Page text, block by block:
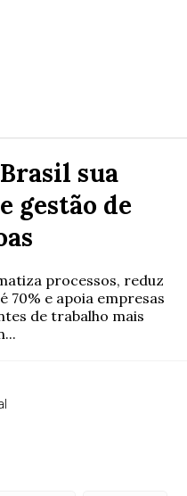
sua
gestão de
processos, reduz
70% e apoia empresas
de trabalho mais